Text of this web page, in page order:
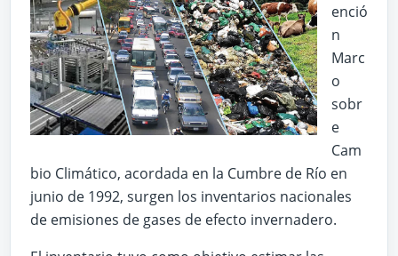
enció
n
Marc
o
sobr
e
Cam
bio Climático, acordada en la Cumbre de Río en
junio de 1992, surgen los inventarios nacionales
de emisiones de gases de efecto invernadero.